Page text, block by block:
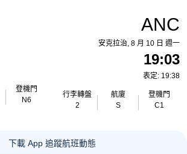
登機門
N6
ANC
安克拉治, 8 月 10 日 週一
19:03
表定: 19:38
行李轉盤
2
航廈
S
登機門
C1
下載 App 追蹤航班動態